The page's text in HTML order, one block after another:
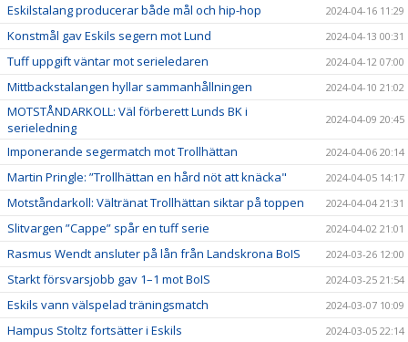
Eskilstalang producerar både mål och hip-hop 2024-04-16 11:29
Konstmål gav Eskils segern mot Lund 2024-04-13 00:31
Tuff uppgift väntar mot serieledaren 2024-04-12 07:00
Mittbackstalangen hyllar sammanhållningen 2024-04-10 21:02
MOTSTÅNDARKOLL: Väl förberett Lunds BK i
serieledning
2024-04-09 20:45
Imponerande segermatch mot Trollhättan 2024-04-06 20:14
Martin Pringle: ”Trollhättan en hård nöt att knäcka" 2024-04-05 14:17
Motståndarkoll: Vältränat Trollhättan siktar på toppen 2024-04-04 21:31
Slitvargen ”Cappe” spår en tuff serie 2024-04-02 21:01
Rasmus Wendt ansluter på lån från Landskrona BoIS 2024-03-26 12:00
Starkt försvarsjobb gav 1–1 mot BoIS 2024-03-25 21:54
Eskils vann välspelad träningsmatch 2024-03-07 10:09
Hampus Stoltz fortsätter i Eskils 2024-03-05 22:14